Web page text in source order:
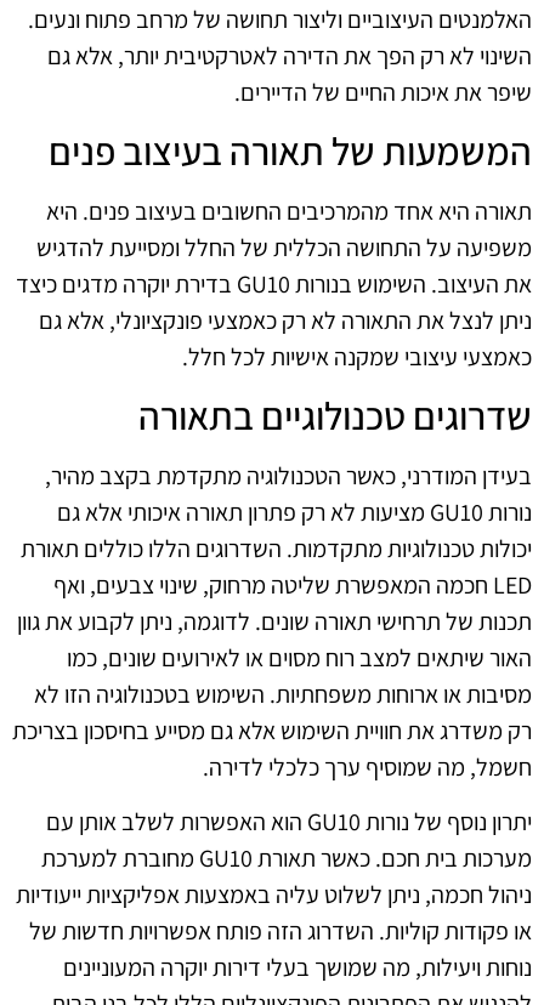
האלמנטים העיצוביים וליצור תחושה של מרחב פתוח ונעים.
השינוי לא רק הפך את הדירה לאטרקטיבית יותר, אלא גם
שיפר את איכות החיים של הדיירים.
המשמעות של תאורה בעיצוב פנים
תאורה היא אחד מהמרכיבים החשובים בעיצוב פנים. היא
משפיעה על התחושה הכללית של החלל ומסייעת להדגיש
את העיצוב. השימוש בנורות GU10 בדירת יוקרה מדגים כיצד
ניתן לנצל את התאורה לא רק כאמצעי פונקציונלי, אלא גם
כאמצעי עיצובי שמקנה אישיות לכל חלל.
שדרוגים טכנולוגיים בתאורה
בעידן המודרני, כאשר הטכנולוגיה מתקדמת בקצב מהיר,
נורות GU10 מציעות לא רק פתרון תאורה איכותי אלא גם
יכולות טכנולוגיות מתקדמות. השדרוגים הללו כוללים תאורת
LED חכמה המאפשרת שליטה מרחוק, שינוי צבעים, ואף
תכנות של תרחישי תאורה שונים. לדוגמה, ניתן לקבוע את גוון
האור שיתאים למצב רוח מסוים או לאירועים שונים, כמו
מסיבות או ארוחות משפחתיות. השימוש בטכנולוגיה הזו לא
רק משדרג את חוויית השימוש אלא גם מסייע בחיסכון בצריכת
חשמל, מה שמוסיף ערך כלכלי לדירה.
יתרון נוסף של נורות GU10 הוא האפשרות לשלב אותן עם
מערכות בית חכם. כאשר תאורת GU10 מחוברת למערכת
ניהול חכמה, ניתן לשלוט עליה באמצעות אפליקציות ייעודיות
או פקודות קוליות. השדרוג הזה פותח אפשרויות חדשות של
נוחות ויעילות, מה שמושך בעלי דירות יוקרה המעוניינים